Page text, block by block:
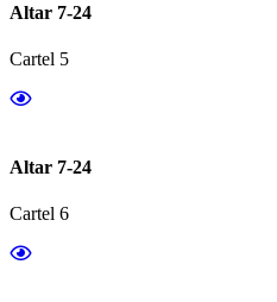
Altar 7-24
Cartel 5
Altar 7-24
Cartel 6